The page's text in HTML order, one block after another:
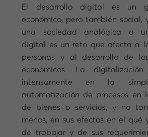
El desarrollo digital es un
económico, pero también social,
una sociedad analógica a
digital es un reto que afecta a
personas y al desarrollo de
económicos. La
intensamente en la
automatización de procesos en
de bienes o servicios, y no
menos, en sus efectos en el qué
de trabajar y de sus